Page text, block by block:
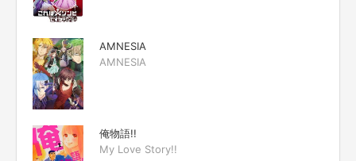
AMNESIA
AMNESIA
俺物語!!
My Love Story!!